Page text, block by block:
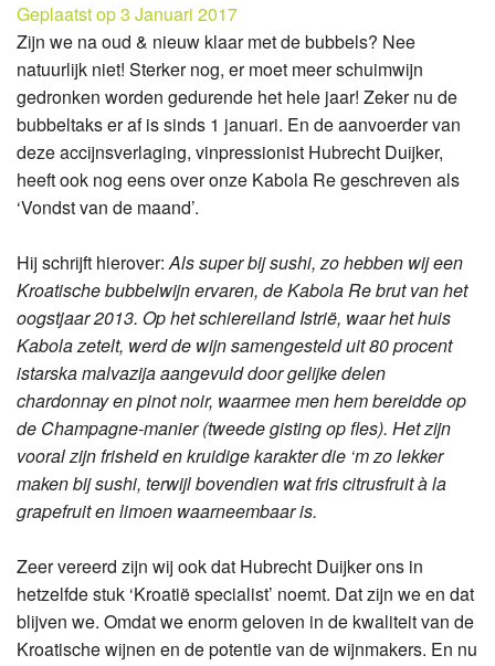
Geplaatst op 3 Januari 2017
Zijn we na oud & nieuw klaar met de bubbels? Nee
natuurlijk niet! Sterker nog, er moet meer schuimwijn
gedronken worden gedurende het hele jaar! Zeker nu de
bubbeltaks er af is sinds 1 januari. En de aanvoerder van
deze accijnsverlaging, vinpressionist Hubrecht Duijker,
heeft ook nog eens over onze Kabola Re geschreven als
‘Vondst van de maand’.
Hij schrijft hierover:Als super bij sushi, zo hebben wij een
Kroatische bubbelwijn ervaren, de Kabola Re brut van het
oogstjaar 2013. Op het schiereiland Istrië, waar het huis
Kabola zetelt, werd de wijn samengesteld uit 80 procent
istarska malvazija aangevuld door gelijke delen
chardonnay en pinot noir, waarmee men hem bereidde op
de Champagne-manier (tweede gisting op fles). Het zijn
vooral zijn frisheid en kruidige karakter die ‘m zo lekker
maken bij sushi, terwijl bovendien wat fris citrusfruit à la
grapefruit en limoen waarneembaar is.
Zeer vereerd zijn wij ook dat Hubrecht Duijker ons in
hetzelfde stuk ‘Kroatië specialist’ noemt. Dat zijn we en dat
blijven we. Omdat we enorm geloven in de kwaliteit van de
Kroatische wijnen en de potentie van de wijnmakers. En nu